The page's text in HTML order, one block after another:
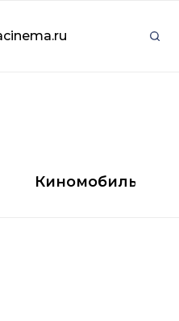
Киномобиль